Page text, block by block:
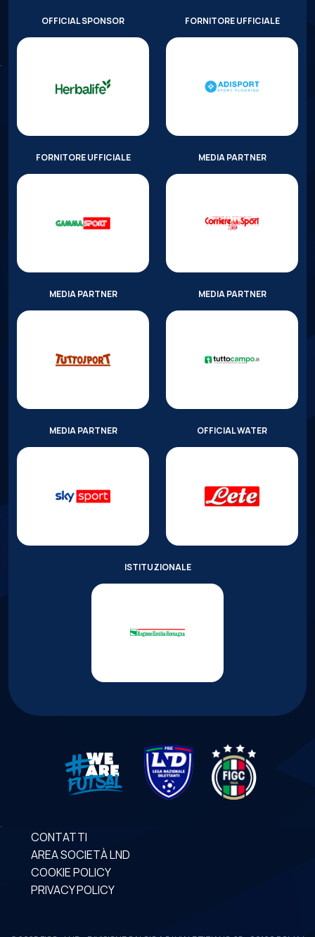
OFFICIAL SPONSOR FORNITORE UFFICIALE
FORNITORE UFFICIALE MEDIA PARTNER
MEDIA PARTNER MEDIA PARTNER
MEDIA PARTNER OFFICIAL WATER
ISTITUZIONALE
CONTATTI
AREA SOCIETÀ LND
COOKIE POLICY
PRIVACY POLICY